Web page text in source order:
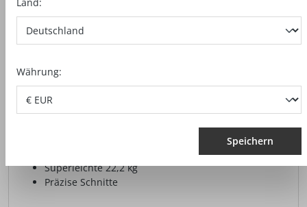
UNTERFLUR-ZUGSÄGE ERIKA 60
Superleichte 22,2 kg
Präzise Schnitte
Währung:
Speichern